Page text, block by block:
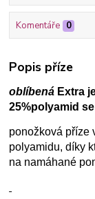
Komentáře 0
Popis příze
oblíbená Extra
25%polyamid
ponožková příze
polyamidu, díky
na namáhané